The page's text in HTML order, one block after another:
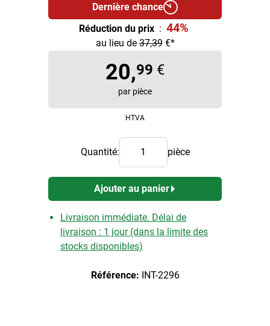
Dernière chance
Réduction du prix : 44%
au lieu de37,39€*
20,99 €
par pièce
HTVA
Quantité: pièce
Ajouter au panier
Livraison immédiate. Délai de
livraison : 1 jour (dans la limite des
stocks disponibles)
Référence: INT-2296